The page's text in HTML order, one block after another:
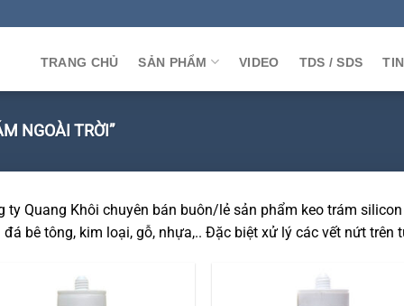
TRANG CHỦ SẢN PHẨM VIDEO TDS / SDS
NGOÀI TRỜI”
ty Quang Khôi chuyên bán buôn/lẻ sản phẩm keo trám
đá bê tông, kim loại, gỗ, nhựa,.. Đặc biệt xử lý các vết nứt trên